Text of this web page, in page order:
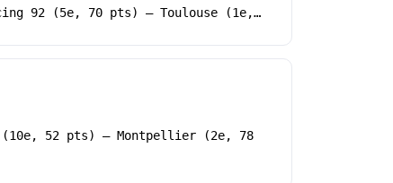
92 (5e, 70 pts) – Toulouse (1e,…
(10e, 52 pts) – Montpellier (2e, 78